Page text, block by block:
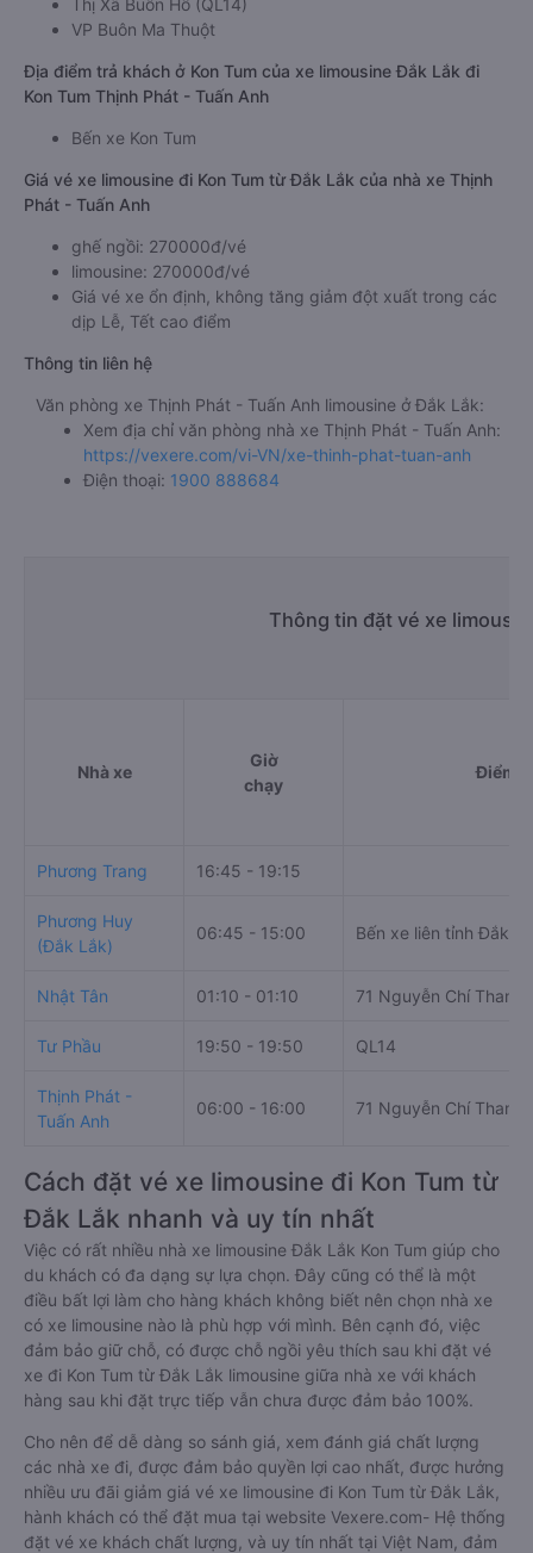
Thị Xã Buôn Hồ (QL14)
VP Buôn Ma Thuột
Địa điểm trả khách ở Kon Tum của xe limousine Đắk Lắk đi
Kon Tum Thịnh Phát - Tuấn Anh
Bến xe Kon Tum
Giá vé xe limousine đi Kon Tum từ Đắk Lắk của nhà xe Thịnh
Phát - Tuấn Anh
ghế ngồi: 270000đ/vé
limousine: 270000đ/vé
Giá vé xe ổn định, không tăng giảm đột xuất trong các
dịp Lễ, Tết cao điểm
Thông tin liên hệ
Văn phòng xe Thịnh Phát - Tuấn Anh limousine ở Đắk Lắk:
Xem địa chỉ văn phòng nhà xe Thịnh Phát - Tuấn Anh:
https://vexere.com/vi-VN/xe-thinh-phat-tuan-anh
Điện thoại: 1900 888684
Thông tin đặt vé xe
Nhà xe
Giờ
chạy
Điểm
Phương Trang 16:45 - 19:15
Phương Huy
(Đắk Lắk)
06:45 - 15:00 Bến xe liên tỉnh Đắk
Nhật Tân 01:10 - 01:10 71 Nguyễn Chí Thanh
Tư Phầu 19:50 - 19:50 QL14
Thịnh Phát -
Tuấn Anh
06:00 - 16:00 71 Nguyễn Chí Thanh
Cách đặt vé xe limousine đi Kon Tum từ
Đắk Lắk nhanh và uy tín nhất
Việc có rất nhiều nhà xe limousine Đắk Lắk Kon Tum giúp cho
du khách có đa dạng sự lựa chọn. Đây cũng có thể là một
điều bất lợi làm cho hàng khách không biết nên chọn nhà xe
có xe limousine nào là phù hợp với mình. Bên cạnh đó, việc
đảm bảo giữ chỗ, có được chỗ ngồi yêu thích sau khi đặt vé
xe đi Kon Tum từ Đắk Lắk limousine giữa nhà xe với khách
hàng sau khi đặt trực tiếp vẫn chưa được đảm bảo 100%.
Cho nên để dễ dàng so sánh giá, xem đánh giá chất lượng
các nhà xe đi, được đảm bảo quyền lợi cao nhất, được hưởng
nhiều ưu đãi giảm giá vé xe limousine đi Kon Tum từ Đắk Lắk,
hành khách có thể đặt mua tại website Vexere.com- Hệ thống
đặt vé xe khách chất lượng, và uy tín nhất tại Việt Nam, đảm